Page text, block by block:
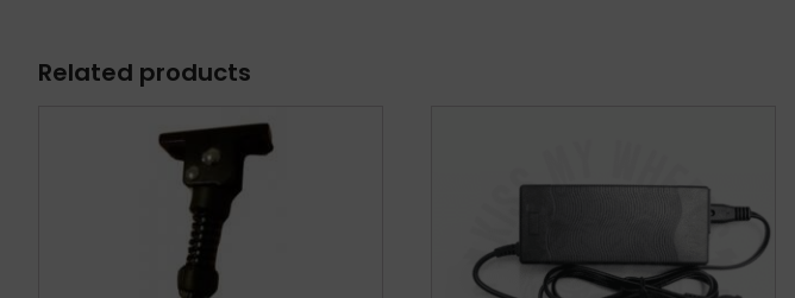
Related products